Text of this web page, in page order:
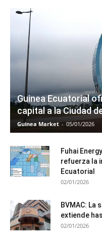
Guinea Ecuatorial
capital a la Ciudad
Guinea Market - 05/01/2026
Fuhai
refuerza la
Ecuatorial
02/01/2026
BVMAC: La
extiende
02/01/2026